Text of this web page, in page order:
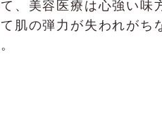
、美容医療は心強い味
肌の弾力が失われがち